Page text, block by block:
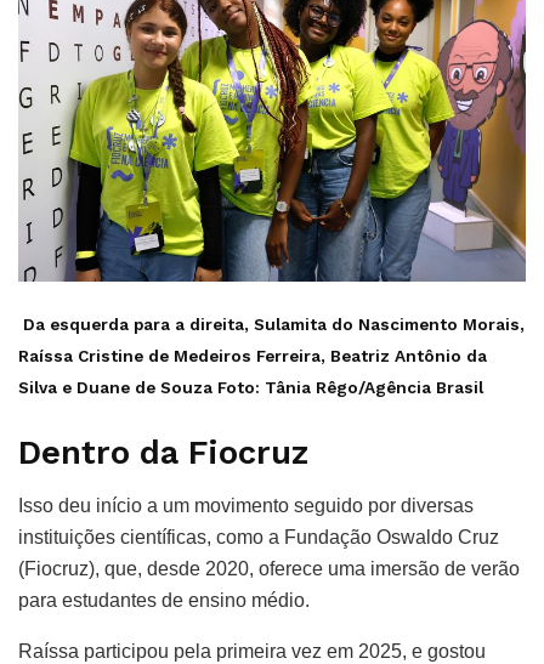
Da esquerda para a direita, Sulamita do Nascimento Morais,
Raíssa Cristine de Medeiros Ferreira, Beatriz Antônio da
Silva e Duane de Souza Foto: Tânia Rêgo/Agência Brasil
Dentro da Fiocruz
Isso deu início a um movimento seguido por diversas
instituições científicas, como a Fundação Oswaldo Cruz
(Fiocruz), que, desde 2020, oferece uma imersão de verão
para estudantes de ensino médio.
Raíssa participou pela primeira vez em 2025, e gostou